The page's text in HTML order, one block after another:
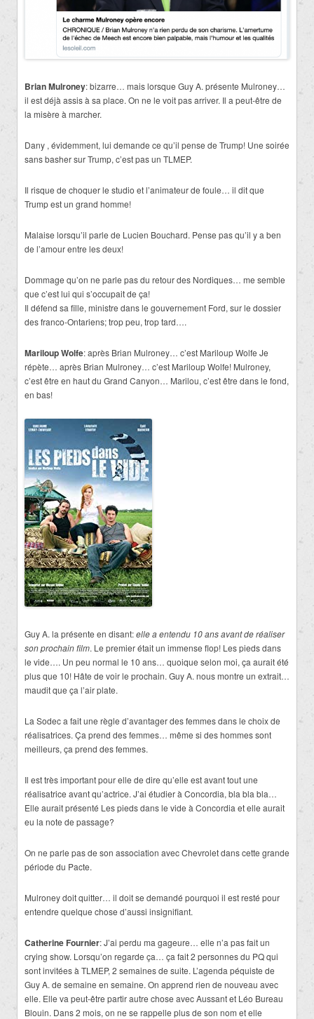
Brian Mulroney: bizarre… mais lorsque Guy A. présente Mulroney…
il est déjà assis à sa place. On ne le voit pas arriver. Il a peut-être de
la misère à marcher.
Dany , évidemment, lui demande ce qu’il pense de Trump! Une soirée
sans basher sur Trump, c’est pas un TLMEP.
Il risque de choquer le studio et l’animateur de foule… il dit que
Trump est un grand homme!
Malaise lorsqu’il parle de Lucien Bouchard. Pense pas qu’il y a ben
de l’amour entre les deux!
Dommage qu’on ne parle pas du retour des Nordiques… me semble
que c’est lui qui s’occupait de ça!
Il défend sa fille, ministre dans le gouvernement Ford, sur le dossier
des franco-Ontariens; trop peu, trop tard….
Mariloup Wolfe: après Brian Mulroney… c’est Mariloup Wolfe Je
répète… après Brian Mulroney… c’est Mariloup Wolfe! Mulroney,
c’est être en haut du Grand Canyon… Marilou, c’est être dans le fond,
en bas!
Guy A. la présente en disant:elle a entendu 10 ans avant de réaliser
son prochain film. Le premier était un immense flop! Les pieds dans
le vide…. Un peu normal le 10 ans… quoique selon moi, ça aurait été
plus que 10! Hâte de voir le prochain. Guy A. nous montre un extrait…
maudit que ça l’air plate.
La Sodec a fait une règle d’avantager des femmes dans le choix de
réalisatrices. Ça prend des femmes… même si des hommes sont
meilleurs, ça prend des femmes.
Il est très important pour elle de dire qu’elle est avant tout une
réalisatrice avant qu’actrice. J’ai étudier à Concordia, bla bla bla…
Elle aurait présenté Les pieds dans le vide à Concordia et elle aurait
eu la note de passage?
On ne parle pas de son association avec Chevrolet dans cette grande
période du Pacte.
Mulroney doit quitter… il doit se demandé pourquoi il est resté pour
entendre quelque chose d’aussi insignifiant.
Catherine Fournier: J’ai perdu ma gageure… elle n’a pas fait un
crying show. Lorsqu’on regarde ça… ça fait 2 personnes du PQ qui
sont invitées à TLMEP, 2 semaines de suite. L’agenda péquiste de
Guy A. de semaine en semaine. On apprend rien de nouveau avec
elle. Elle va peut-être partir autre chose avec Aussant et Léo Bureau
Blouin. Dans 2 mois, on ne se rappelle plus de son nom et elle